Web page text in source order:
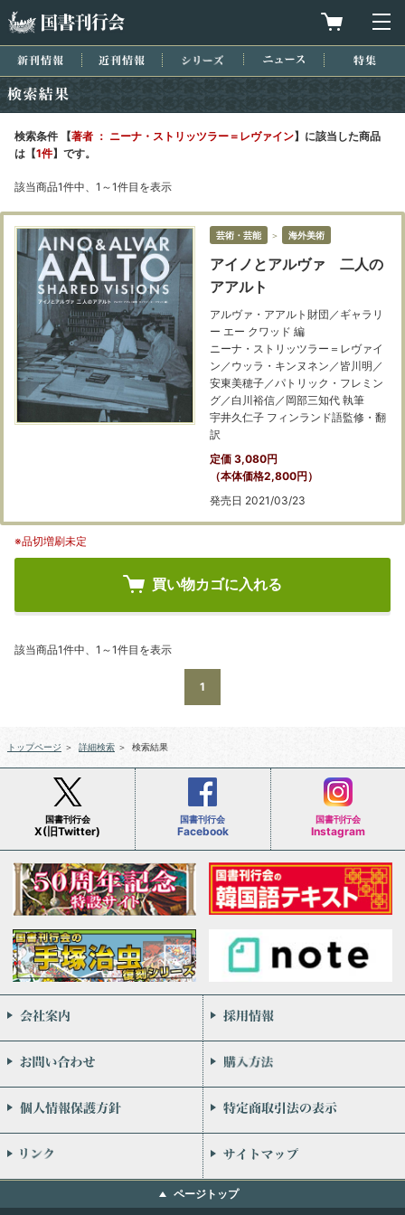
買物カゴを
新刊情報 近刊情報 シリーズ ニュース
検索条件 【著者 ： ニーナ・ストリッツラー＝レヴァイン】に該当した商品
は【1件】です。
該当商品1件中、1～1件目を表示
芸術・芸能 ＞ 海外美術
アイノとアルヴァ 二人の
アアルト
アルヴァ・アアルト財団／ギャラリ
ー エー クワッド 編
ニーナ・ストリッツラー＝レヴァイ
ン／ウッラ・キンヌネン／皆川明／
安東美穂子／パトリック・フレミン
グ／白川裕信／岡部三知代 執筆
宇井久仁子 フィンランド語監修・翻
訳
定価 3,080円
（本体価格2,800円）
発売日 2021/03/23
※品切増刷未定
買い物カゴに入れる
該当商品1件中、1～1件目を表示
1
トップページ ＞ 詳細検索 ＞ 検索結果
国書刊行会
X(旧Twitter)
国書刊行会
Facebook
国書刊行会
Instagram
会社案内
お問い合わせ
個人情報保護方針
リンク
ページトップ